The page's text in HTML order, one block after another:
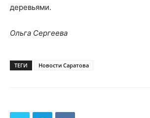
деревьями.
Ольга Сергеева
ТЕГИ Новости Саратова